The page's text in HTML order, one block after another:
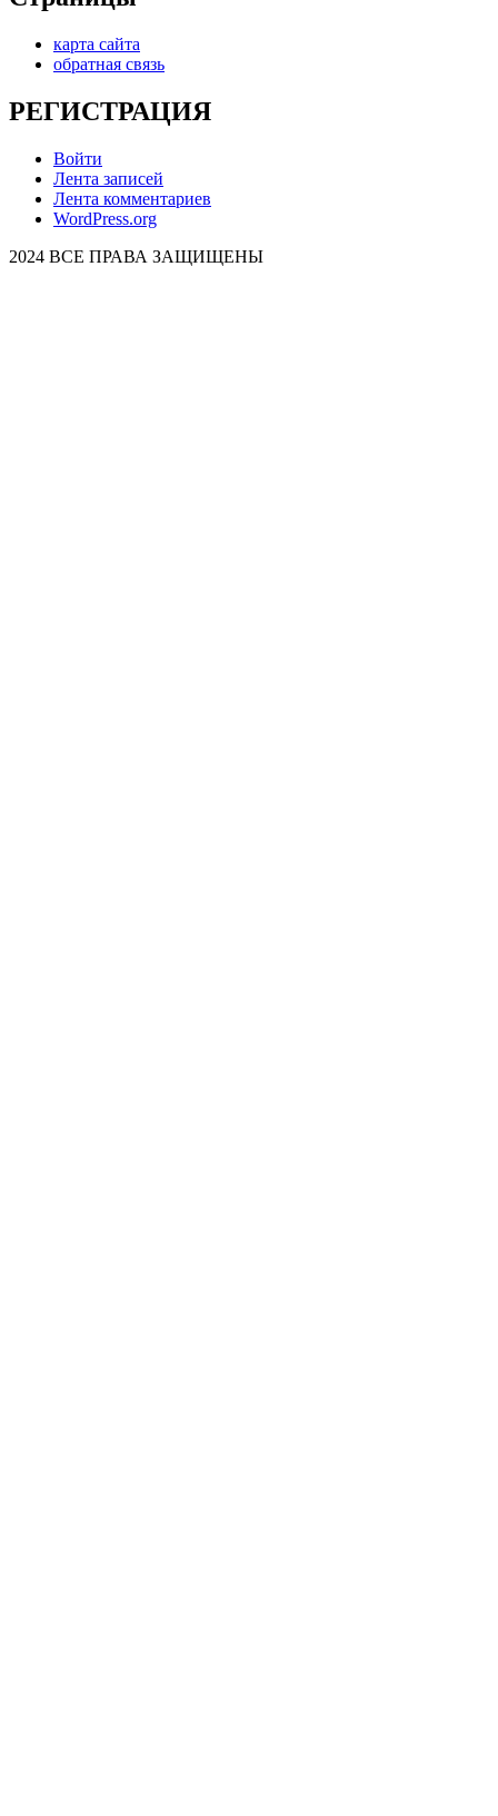
карта сайта
обратная связь
РЕГИСТРАЦИЯ
Войти
Лента записей
Лента комментариев
WordPress.org
2024 ВСЕ ПРАВА ЗАЩИЩЕНЫ